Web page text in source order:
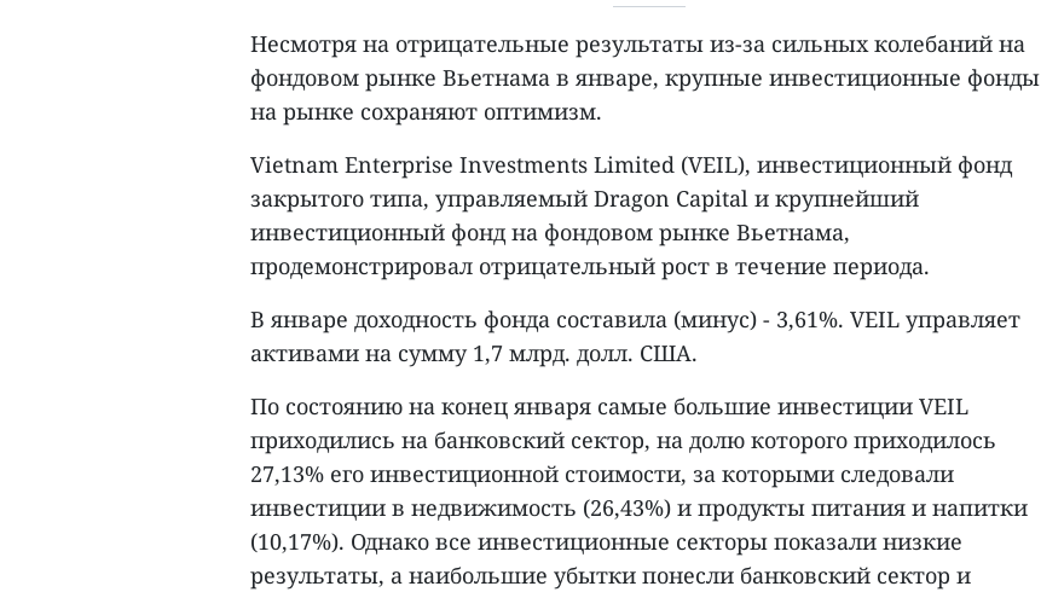
Несмотря на отрицательные результаты из-за сильных колебаний на
фондовом рынке Вьетнама в январе, крупные инвестиционные фонды
на рынке сохраняют оптимизм.
Vietnam Enterprise Investments Limited (VEIL), инвестиционный фонд
закрытого типа, управляемый Dragon Capital и крупнейший
инвестиционный фонд на фондовом рынке Вьетнама,
продемонстрировал отрицательный рост в течение периода.
В январе доходность фонда составила (минус) - 3,61%. VEIL управляет
активами на сумму 1,7 млрд. долл. США.
По состоянию на конец января самые большие инвестиции VEIL
приходились на банковский сектор, на долю которого приходилось
27,13% его инвестиционной стоимости, за которыми следовали
инвестиции в недвижимость (26,43%) и продукты питания и напитки
(10,17%). Однако все инвестиционные секторы показали низкие
результаты, а наибольшие убытки понесли банковский сектор и